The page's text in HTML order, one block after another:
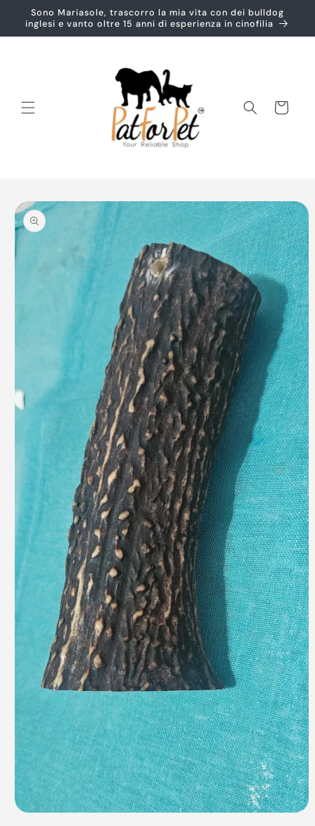
direttamente
ai contenuti
Sono Mariasole, trascorro la mia vita con dei bulldog
inglesi e vanto oltre 15 anni di esperienza in cinofilia
Carrello
Passa alle
informazioni
sul prodotto